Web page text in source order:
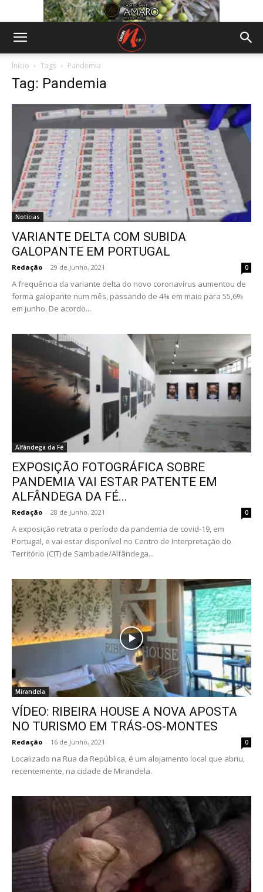
Início Tags Pandemia
Tag: Pandemia
Notícias
VARIANTE DELTA COM SUBIDA
GALOPANTE EM PORTUGAL
Redação - 29 de Junho, 2021 0
A frequência da variante delta do novo coronavírus aumentou de
forma galopante num mês, passando de 4% em maio para 55,6%
em junho. De acordo...
Alfândega da Fé
EXPOSIÇÃO FOTOGRÁFICA SOBRE
PANDEMIA VAI ESTAR PATENTE EM
ALFÂNDEGA DA FÉ...
Redação - 28 de Junho, 2021 0
A exposição retrata o período da pandemia de covid-19, em
Portugal, e vai estar disponível no Centro de Interpretação do
Território (CIT) de Sambade/Alfândega...
Mirandela
VÍDEO: RIBEIRA HOUSE A NOVA APOSTA
NO TURISMO EM TRÁS-OS-MONTES
Redação - 16 de Junho, 2021 0
Localizado na Rua da República, é um alojamento local que abriu,
recentemente, na cidade de Mirandela.